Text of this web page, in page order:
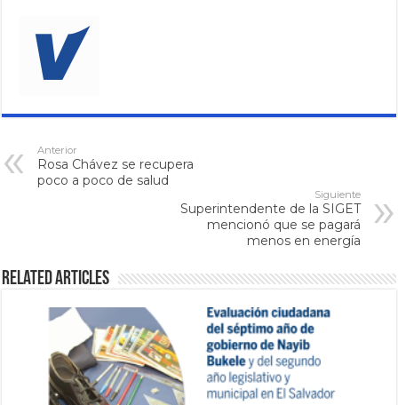
Anterior
Rosa Chávez se recupera
poco a poco de salud
Siguiente
Superintendente de la SIGET
mencionó que se pagará
menos en energía
Related Articles